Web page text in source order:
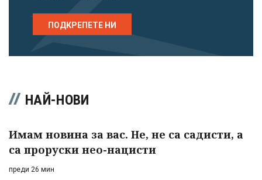
ПОДКРЕПЕТЕ НИ
НАЙ-НОВИ
Имам новина за вас. Не, не са садисти, а
са проруски нео-нацисти
преди 26 мин